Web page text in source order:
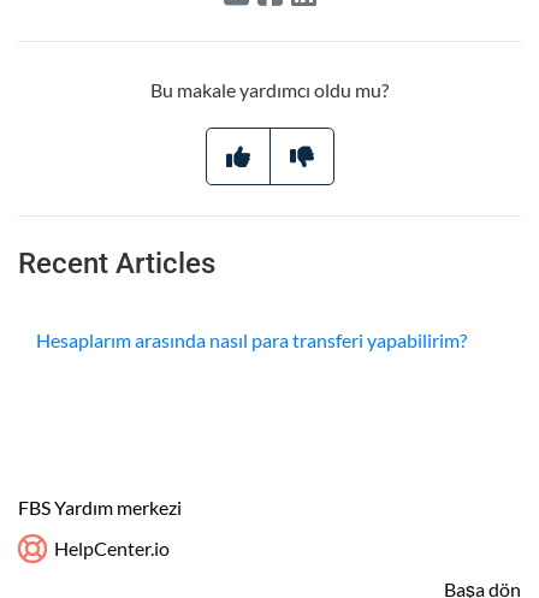
Bu makale yardımcı oldu mu?
Recent Articles
Hesaplarım arasında nasıl para transferi yapabilirim?
FBS Yardım merkezi
HelpCenter.io
Başa dön